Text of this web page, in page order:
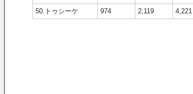
50.トゥシーケ 974 2,119 4,221